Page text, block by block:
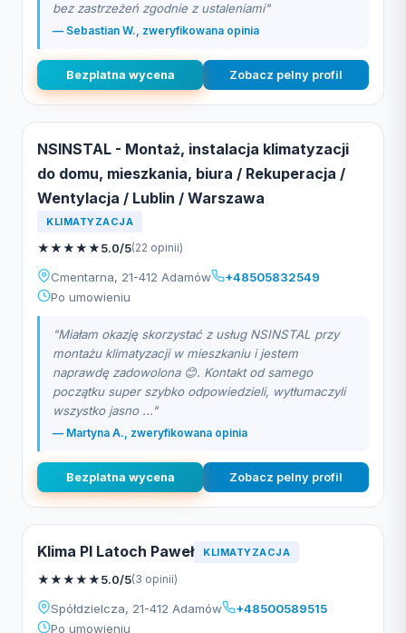
bez zastrzeżeń zgodnie z ustaleniami"
— Sebastian W., zweryfikowana opinia
Bezplatna wycena Zobacz pelny profil
NSINSTAL - Montaż, instalacja klimatyzacji
do domu, mieszkania, biura / Rekuperacja /
Wentylacja / Lublin / Warszawa
KLIMATYZACJA
★★★★★5.0/5(22 opinii)
Cmentarna, 21-412 Adamów
+48505832549
Po umowieniu
"Miałam okazję skorzystać z usług NSINSTAL przy
montażu klimatyzacji w mieszkaniu i jestem
naprawdę zadowolona 😊. Kontakt od samego
początku super szybko odpowiedzieli, wytłumaczyli
wszystko jasno ..."
— Martyna A., zweryfikowana opinia
Bezplatna wycena Zobacz pelny profil
Klima Pl Latoch Paweł KLIMATYZACJA
★★★★★5.0/5(3 opinii)
Spółdzielcza, 21-412 Adamów
+48500589515
Po umowieniu